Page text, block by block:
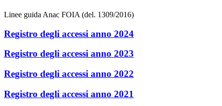
Linee guida Anac FOIA (del. 1309/2016)
Registro degli accessi anno 2024
Registro degli accessi anno 2023
Registro degli accessi anno 2022
Registro degli accessi anno 2021